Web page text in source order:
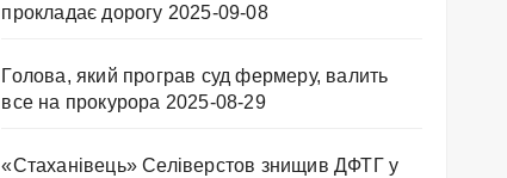
прокладає дорогу 2025-09-08
Голова, який програв суд фермеру, валить
все на прокурора 2025-08-29
«Стаханівець» Селіверстов знищив ДФТГ у